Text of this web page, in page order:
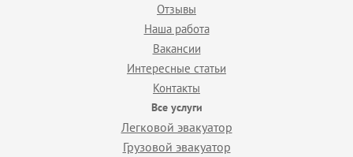
Отзывы
Наша работа
Вакансии
Интересные статьи
Контакты
Все услуги
Легковой эвакуатор
Грузовой эвакуатор